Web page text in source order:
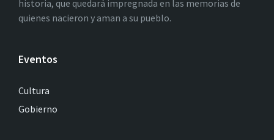
historia, que quedará impregnada en las memorias de
quienes nacieron y aman a su pueblo.
Eventos
Cultura
Gobierno